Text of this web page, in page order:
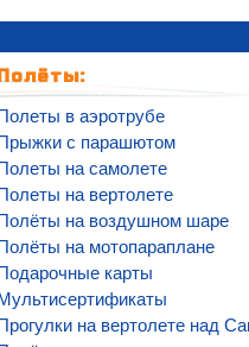
в аэротрубе
с парашютом
на самолете
на вертолете
на воздушном шаре
на мотопараплане
карты
на вертолете над